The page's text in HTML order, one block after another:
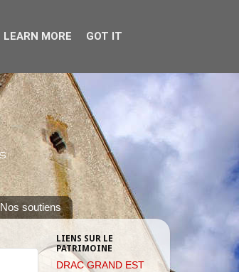
Nos soutiens
LIENS SUR LE
PATRIMOINE
DRAC GRAND EST
LEARN MORE GOT IT